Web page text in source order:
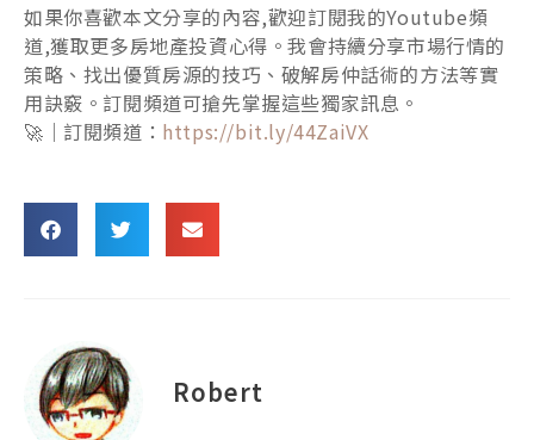
如果你喜歡本文分享的內容,歡迎訂閱我的Youtube頻
道,獲取更多房地產投資心得。我會持續分享市場行情的
策略、找出優質房源的技巧、破解房仲話術的方法等實
用訣竅。訂閱頻道可搶先掌握這些獨家訊息。
🚀｜訂閱頻道： https://bit.ly/44ZaiVX
Robert